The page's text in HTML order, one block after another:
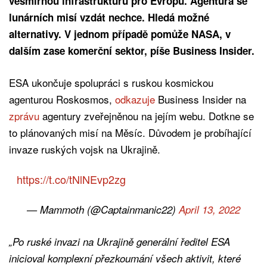
lunárních misí vzdát nechce. Hledá možné
alternativy. V jednom případě pomůže NASA, v
dalším zase komerční sektor, píše Business Insider.
ESA ukončuje spolupráci s ruskou kosmickou
agenturou Roskosmos, odkazuje Business Insider na
zprávu agentury zveřejněnou na jejím webu. Dotkne se
to plánovaných misí na Měsíc. Důvodem je probíhající
invaze ruských vojsk na Ukrajině.
https://t.co/tNlNEvp2zg
— Mammoth (@Captainmanic22) April 13, 2022
„Po ruské invazi na Ukrajině generální ředitel ESA
inicioval komplexní přezkoumání všech aktivit, které